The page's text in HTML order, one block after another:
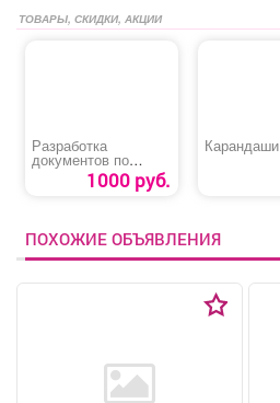
ТОВАРЫ, СКИДКИ, АКЦИИ
Разработка
документов по
охране труда1000 руб.
Карандаши
ПОХОЖИЕ ОБЪЯВЛЕНИЯ